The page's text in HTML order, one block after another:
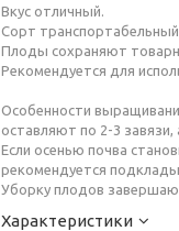
Вкус отличный.
Сорт
Плоды сохраняют
Рекомендуется для
Особенности
оставляют по 2-3
Если осенью почва
рекомендуется
Уборку плодов
Характеристики